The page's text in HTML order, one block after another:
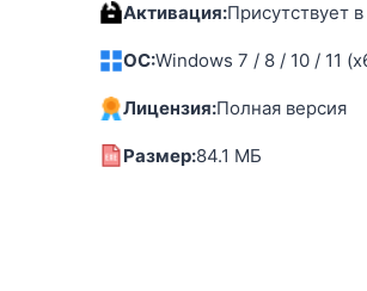
Активация:Присутствует
OC:Windows 7 / 8 / 10 / 11
Лицензия:Полная версия
Размер:84.1 MБ